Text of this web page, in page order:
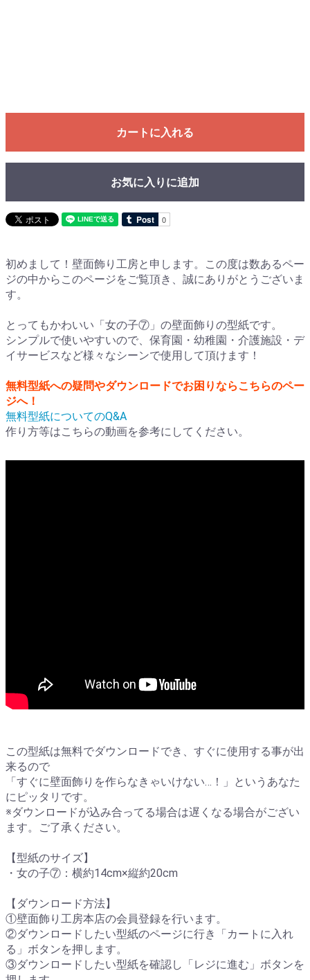
カートに入れる
お気に入りに追加
初めまして！壁面飾り工房と申します。この度は数あるペー
ジの中からこのページをご覧頂き、誠にありがとうございま
す。
とってもかわいい「女の子⑦」の壁面飾りの型紙です。
シンプルで使いやすいので、保育園・幼稚園・介護施設・デ
イサービスなど様々なシーンで使用して頂けます！
無料型紙への疑問やダウンロードでお困りならこちらのペー
ジへ！
無料型紙についてのQ&A
作り方等はこちらの動画を参考にしてください。
この型紙は無料でダウンロードでき、すぐに使用する事が出
来るので
「すぐに壁面飾りを作らなきゃいけない…！」というあなた
にピッタリです。
※ダウンロードが込み合ってる場合は遅くなる場合がござい
ます。ご了承ください。
【型紙のサイズ】
・女の子⑦：横約14cm×縦約20cm
【ダウンロード方法】
①壁面飾り工房本店の会員登録を行います。
②ダウンロードしたい型紙のページに行き「カートに入れ
る」ボタンを押します。
③ダウンロードしたい型紙を確認し「レジに進む」ボタンを